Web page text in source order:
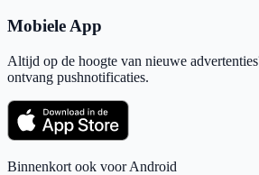
Mobiele App
Altijd op de hoogte van nieuwe
ontvang pushnotificaties.
Binnenkort ook voor Android